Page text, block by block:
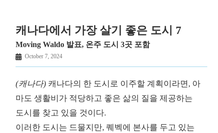
캐나다에서 가장 살기 좋은 도시 7
Moving Waldo 발표, 온주 도시 3곳 포함
October 7, 2024
(캐나다) 캐나다의 한 도시로 이주할 계획이라면, 아
마도 생활비가 적당하고 좋은 삶의 질을 제공하는
도시를 찾고 있을 것이다.
이러한 도시는 드물지만, 퀘벡에 본사를 두고 있는